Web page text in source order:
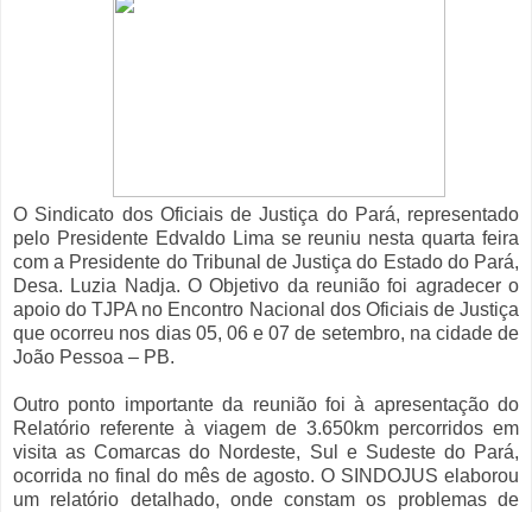
O Sindicato dos Oficiais de Justiça do Pará, representado
pelo Presidente Edvaldo Lima se reuniu nesta quarta feira
com a Presidente do Tribunal de Justiça do Estado do Pará,
Desa. Luzia Nadja. O Objetivo da reunião foi agradecer o
apoio do TJPA no Encontro Nacional dos Oficiais de Justiça
que ocorreu nos dias 05, 06 e 07 de setembro, na cidade de
João Pessoa – PB.
Outro ponto importante da reunião foi à apresentação do
Relatório referente à viagem de 3.650km percorridos em
visita as Comarcas do Nordeste, Sul e Sudeste do Pará,
ocorrida no final do mês de agosto. O SINDOJUS elaborou
um relatório detalhado, onde constam os problemas de